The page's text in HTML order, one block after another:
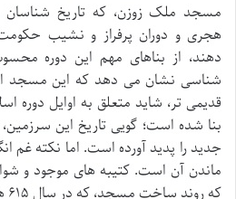
مسجد ملک زوزن، که تاریخ
هجری و دوران پرفراز و نشیب
دهند، از بناهای مهم این دوره
شناسی نشان می دهد که این مسجد
قدیمی تر، شاید متعلق به اوایل دوره
بنا شده است؛ گویی تاریخ این سرزمین،
جدید را پدید آورده است. اما نکته غم
ماندن آن است. کتیبه های موجود و